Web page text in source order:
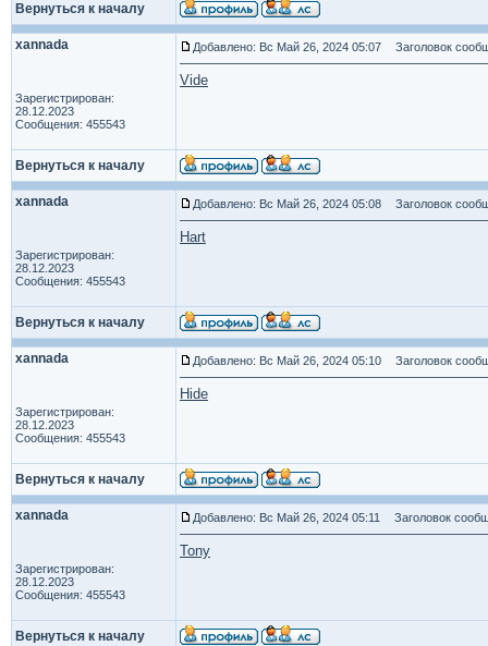
Вернуться к началу
xannada
Зарегистрирован:
28.12.2023
Сообщения: 455543
Добавлено: Вс Май 26, 2024 05:07 Заголовок
Vide
Вернуться к началу
xannada
Зарегистрирован:
28.12.2023
Сообщения: 455543
Добавлено: Вс Май 26, 2024 05:08 Заголовок
Hart
Вернуться к началу
xannada
Зарегистрирован:
28.12.2023
Сообщения: 455543
Добавлено: Вс Май 26, 2024 05:10 Заголовок
Hide
Вернуться к началу
xannada
Зарегистрирован:
28.12.2023
Сообщения: 455543
Добавлено: Вс Май 26, 2024 05:11 Заголовок
Tony
Вернуться к началу